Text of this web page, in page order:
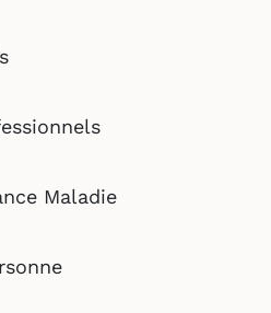
Maladie